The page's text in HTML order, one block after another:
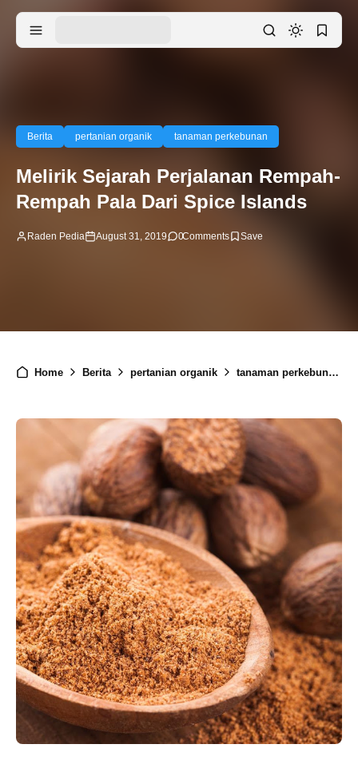
Berita pertanian organik tanaman perkebunan
Melirik Sejarah Perjalanan Rempah-
Rempah Pala Dari Spice Islands
Raden Pedia August 31, 2019 0Comments
Home Berita pertanian organik tanaman perkebunan